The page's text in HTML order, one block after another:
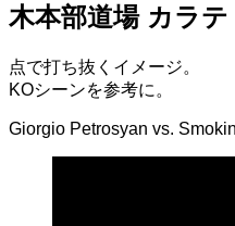
木本部道場 カラ
点で打ち抜くイメージ。
KOシーンを参考に。
Giorgio Petrosyan vs.